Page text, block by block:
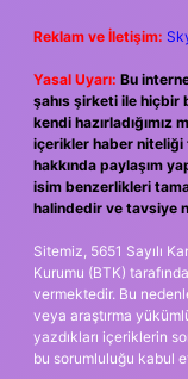
Reklam ve İletişim:
Yasal Uyarı: Bu
şahıs şirketi ile hiçbir
kendi hazırladığımız
içerikler haber niteliği
hakkında paylaşım
isim benzerlikleri
halindedir ve tavsiye
Sitemiz, 5651 Sayılı
Kurumu (BTK)
vermektedir. Bu
veya araştırma
yazdıkları içeriklerin
bu sorumluluğu kabul